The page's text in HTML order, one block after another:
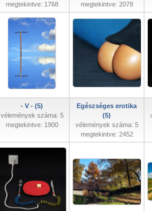
megtekintve: 1768
megtekintve: 2078
- V - (5)
vélemények száma: 5
megtekintve: 1900
Egészséges erotika
(5)
vélemények száma: 5
megtekintve: 2452